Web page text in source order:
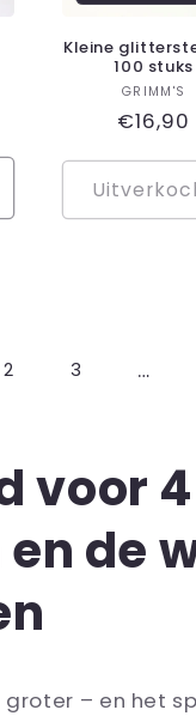
Kleine
100 stuks
GRIMM'S
€16,90
2 3 …
voor
de
– en het